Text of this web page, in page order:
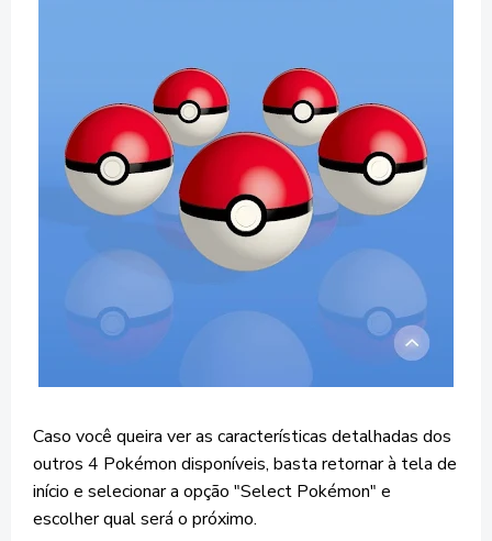
Caso você queira ver as características detalhadas dos
outros 4 Pokémon disponíveis, basta retornar à tela de
início e selecionar a opção "Select Pokémon" e
escolher qual será o próximo.